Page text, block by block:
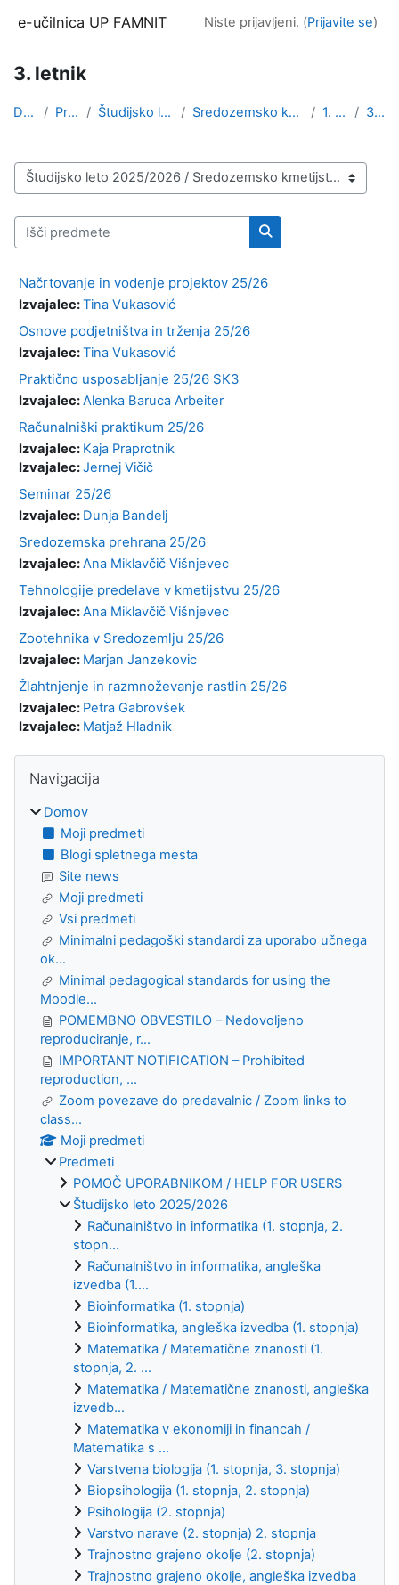
e-učilnica UP FAMNIT Niste prijavljeni. (Prijavite se)
3. letnik
Domov Predmeti Študijsko leto 2025/2026 Sredozemsko kmetijstvo (1. stopnja) 1. stopnja 3. letnik
Kategorije predmetov
Išči predmete
Išči predmete
Načrtovanje in vodenje projektov 25/26
Izvajalec:Tina Vukasović
Osnove podjetništva in trženja 25/26
Izvajalec:Tina Vukasović
Praktično usposabljanje 25/26 SK3
Izvajalec:Alenka Baruca Arbeiter
Računalniški praktikum 25/26
Izvajalec: Kaja Praprotnik
Izvajalec:Jernej Vičič
Seminar 25/26
Izvajalec: Dunja Bandelj
Sredozemska prehrana 25/26
Izvajalec:Ana Miklavčič Višnjevec
Tehnologije predelave v kmetijstvu 25/26
Izvajalec:Ana Miklavčič Višnjevec
Zootehnika v Sredozemlju 25/26
Izvajalec: Marjan Janzekovic
Žlahtnjenje in razmnoževanje rastlin 25/26
Izvajalec: Petra Gabrovšek
Izvajalec: Matjaž Hladnik
Bloki
Navigacija
Domov
Moji predmeti
Blogi spletnega mesta
Site news
Moji predmeti
Vsi predmeti
Minimalni pedagoški standardi za uporabo učnega
ok...
Minimal pedagogical standards for using the
Moodle...
POMEMBNO OBVESTILO – Nedovoljeno
reproduciranje, r...
IMPORTANT NOTIFICATION – Prohibited
reproduction, ...
Zoom povezave do predavalnic / Zoom links to
class...
Moji predmeti
Predmeti
POMOČ UPORABNIKOM / HELP FOR USERS
Študijsko leto 2025/2026
Računalništvo in informatika (1. stopnja, 2.
stopn...
Računalništvo in informatika, angleška
izvedba (1....
Bioinformatika (1. stopnja)
Bioinformatika, angleška izvedba (1. stopnja)
Matematika / Matematične znanosti (1.
stopnja, 2. ...
Matematika / Matematične znanosti, angleška
izvedb...
Matematika v ekonomiji in financah /
Matematika s ...
Varstvena biologija (1. stopnja, 3. stopnja)
Biopsihologija (1. stopnja, 2. stopnja)
Psihologija (2. stopnja)
Varstvo narave (2. stopnja) 2. stopnja
Trajnostno grajeno okolje (2. stopnja)
Trajnostno grajeno okolje, angleška izvedba